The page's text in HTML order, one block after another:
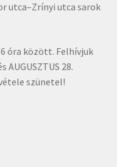
utca–Zrínyi utca sarok
óra között. Felhívjuk
AUGUSZTUS 28.
szünetel!